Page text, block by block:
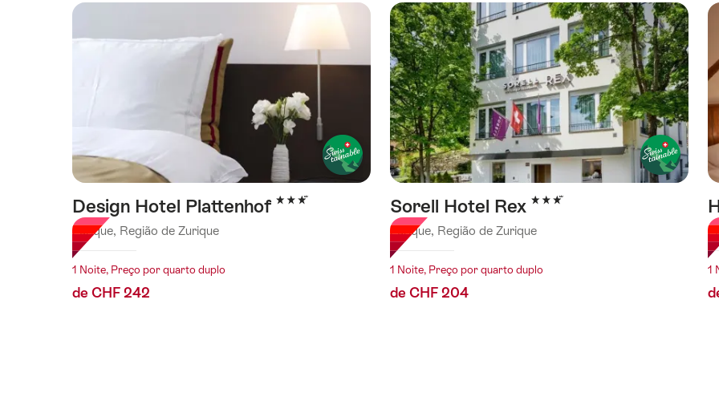
Design Hotel Plattenhof 3 Estrelas
Zurique, Região de Zurique
1 Noite, Preço por quarto duplo
de CHF 242
Sorell Hotel Rex 3 Estrelas
Zurique, Região de Zurique
1 Noite, Preço por quarto duplo
de CHF 204
1